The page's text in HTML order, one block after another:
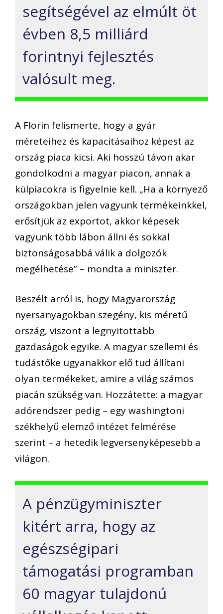
segítségével az elmúlt öt
évben 8,5 milliárd
forintnyi fejlesztés
valósult meg.
A Florin felismerte, hogy a gyár
méreteihez és kapacitásaihoz képest az
ország piaca kicsi. Aki hosszú távon akar
gondolkodni a magyar piacon, annak a
külpiacokra is figyelnie kell. „Ha a környező
országokban jelen vagyunk termékeinkkel,
erősítjük az exportot, akkor képesek
vagyunk több lábon állni és sokkal
biztonságosabbá válik a dolgozók
megélhetése” – mondta a miniszter.
Beszélt arról is, hogy Magyarország
nyersanyagokban szegény, kis méretű
ország, viszont a legnyitottabb
gazdaságok egyike. A magyar szellemi és
tudástőke ugyanakkor elő tud állítani
olyan termékeket, amire a világ számos
piacán szükség van. Hozzátette: a magyar
adórendszer pedig – egy washingtoni
székhelyű elemző intézet felmérése
szerint – a hetedik legversenyképesebb a
világon.
A pénzügyminiszter
kitért arra, hogy az
egészségipari
támogatási programban
60 magyar tulajdonú